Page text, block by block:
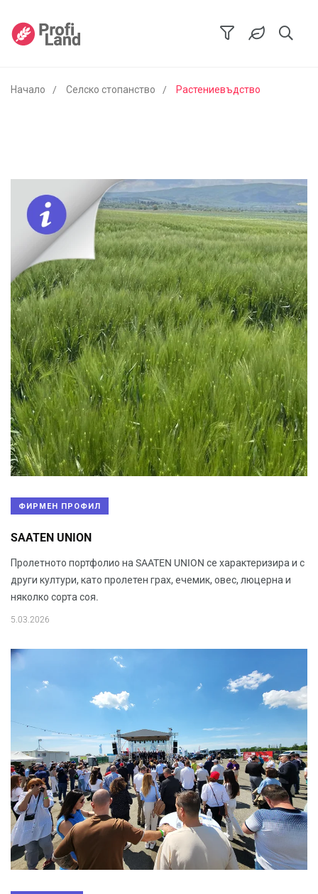
Начало Селско стопанство Растениевъдство
ФИРМЕН ПРОФИЛ
SAATEN UNION
Пролетното портфолио на SAATEN UNION се характеризира и с
други култури, като пролетен грах, ечемик, овес, люцерна и
няколко сорта соя.
5.03.2026